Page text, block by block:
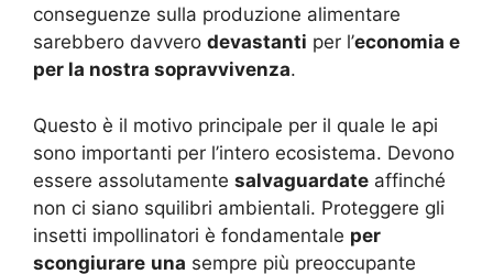
conseguenze sulla produzione alimentare
sarebbero davvero devastanti per l’economia e
per la nostra sopravvivenza.
Questo è il motivo principale per il quale le api
sono importanti per l’intero ecosistema. Devono
essere assolutamente salvaguardate affinché
non ci siano squilibri ambientali. Proteggere gli
insetti impollinatori è fondamentale per
scongiurare una sempre più preoccupante